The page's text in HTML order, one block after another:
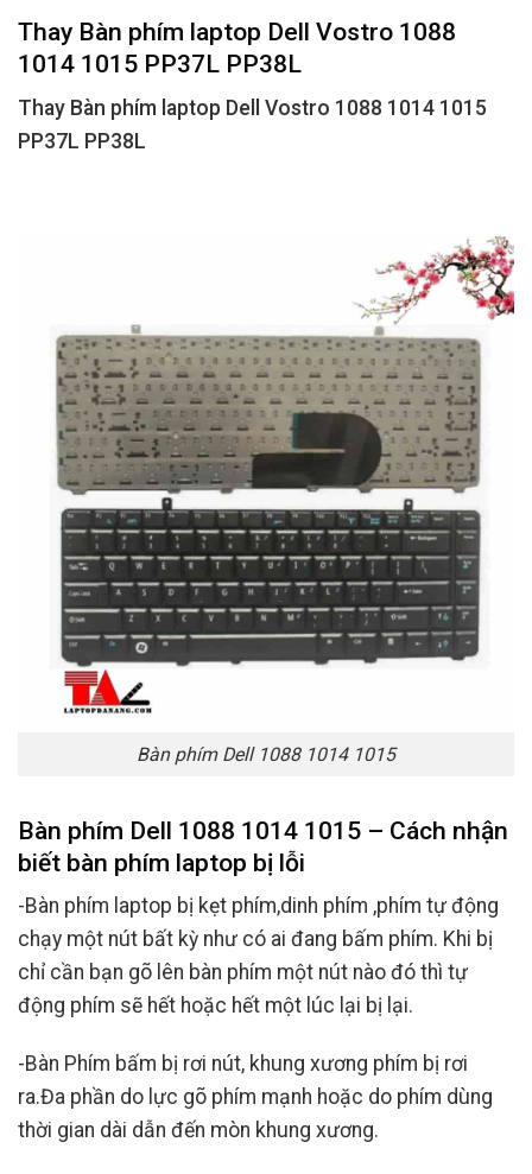
Thay Bàn phím laptop Dell Vostro 1088
1014 1015 PP37L PP38L
Thay Bàn phím laptop Dell Vostro 1088 1014 1015
PP37L PP38L
Bàn phím Dell 1088 1014 1015
Bàn phím Dell 1088 1014 1015 – Cách nhận
biết bàn phím laptop bị lỗi
-Bàn phím laptop bị kẹt phím,dinh phím ,phím tự động
chạy một nút bất kỳ như có ai đang bấm phím. Khi bị
chỉ cần bạn gõ lên bàn phím một nút nào đó thì tự
động phím sẽ hết hoặc hết một lúc lại bị lại.
-Bàn Phím bấm bị rơi nút, khung xương phím bị rơi
ra.Đa phần do lực gõ phím mạnh hoặc do phím dùng
thời gian dài dẫn đến mòn khung xương.